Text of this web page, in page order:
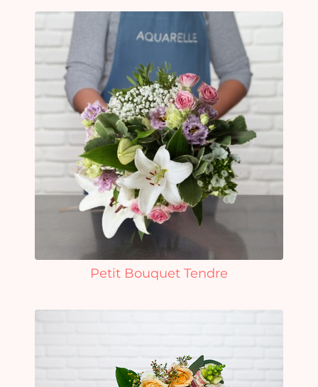
Petit Bouquet Tendre